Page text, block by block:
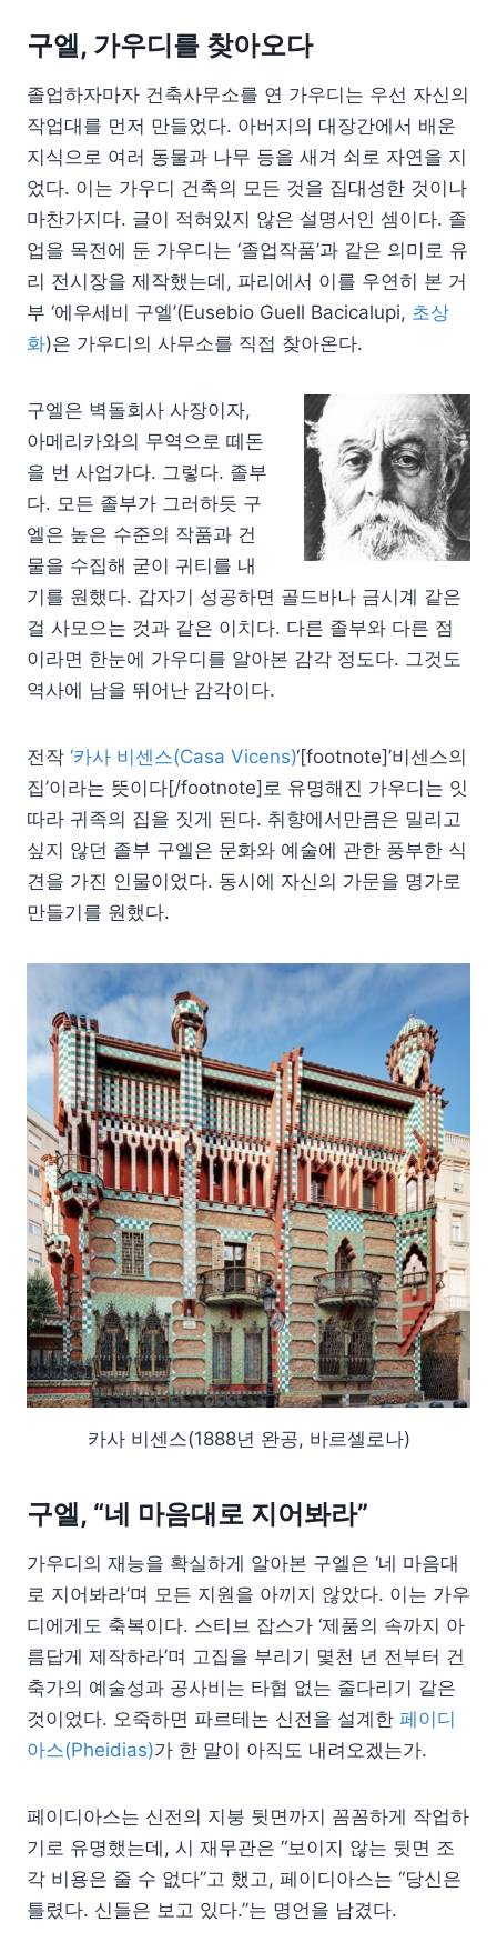
구엘, 가우디를 찾아오다
졸업하자마자 건축사무소를 연 가우디는 우선 자신의
작업대를 먼저 만들었다. 아버지의 대장간에서 배운
지식으로 여러 동물과 나무 등을 새겨 쇠로 자연을 지
었다. 이는 가우디 건축의 모든 것을 집대성한 것이나
마찬가지다. 글이 적혀있지 않은 설명서인 셈이다. 졸
업을 목전에 둔 가우디는 ‘졸업작품’과 같은 의미로 유
리 전시장을 제작했는데, 파리에서 이를 우연히 본 거
부 ‘에우세비 구엘’(Eusebio Guell Bacicalupi, 초상
화)은 가우디의 사무소를 직접 찾아온다.
구엘은 벽돌회사 사장이자,
아메리카와의 무역으로 떼돈
을 번 사업가다. 그렇다. 졸부
다. 모든 졸부가 그러하듯 구
엘은 높은 수준의 작품과 건
물을 수집해 굳이 귀티를 내
기를 원했다. 갑자기 성공하면 골드바나 금시계 같은
걸 사모으는 것과 같은 이치다. 다른 졸부와 다른 점
이라면 한눈에 가우디를 알아본 감각 정도다. 그것도
역사에 남을 뛰어난 감각이다.
전작 ‘카사 비센스(Casa Vicens)‘[footnote]’비센스의
집’이라는 뜻이다[/footnote]로 유명해진 가우디는 잇
따라 귀족의 집을 짓게 된다. 취향에서만큼은 밀리고
싶지 않던 졸부 구엘은 문화와 예술에 관한 풍부한 식
견을 가진 인물이었다. 동시에 자신의 가문을 명가로
만들기를 원했다.
카사 비센스(1888년 완공, 바르셀로나)
구엘, “네 마음대로 지어봐라”
가우디의 재능을 확실하게 알아본 구엘은 ‘네 마음대
로 지어봐라’며 모든 지원을 아끼지 않았다. 이는 가우
디에게도 축복이다. 스티브 잡스가 ‘제품의 속까지 아
름답게 제작하라’며 고집을 부리기 몇천 년 전부터 건
축가의 예술성과 공사비는 타협 없는 줄다리기 같은
것이었다. 오죽하면 파르테논 신전을 설계한 페이디
아스(Pheidias)가 한 말이 아직도 내려오겠는가.
페이디아스는 신전의 지붕 뒷면까지 꼼꼼하게 작업하
기로 유명했는데, 시 재무관은 “보이지 않는 뒷면 조
각 비용은 줄 수 없다”고 했고, 페이디아스는 “당신은
틀렸다. 신들은 보고 있다.”는 명언을 남겼다.